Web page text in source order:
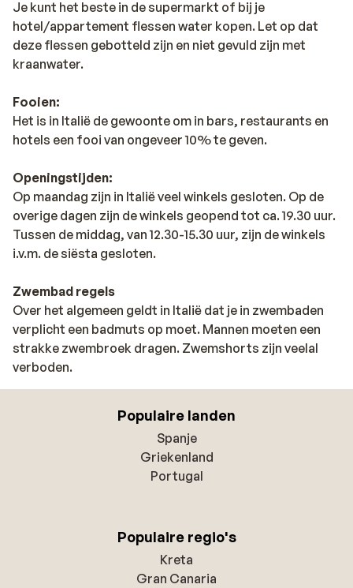
Je kunt het beste in de supermarkt of bij je
hotel/appartement flessen water kopen. Let op dat
deze flessen gebotteld zijn en niet gevuld zijn met
kraanwater.
Fooien:
Het is in Italië de gewoonte om in bars, restaurants en
hotels een fooi van ongeveer 10% te geven.
Openingstijden:
Op maandag zijn in Italië veel winkels gesloten. Op de
overige dagen zijn de winkels geopend tot ca. 19.30 uur.
Tussen de middag, van 12.30-15.30 uur, zijn de winkels
i.v.m. de siësta gesloten.
Zwembad regels
Over het algemeen geldt in Italië dat je in zwembaden
verplicht een badmuts op moet. Mannen moeten een
strakke zwembroek dragen. Zwemshorts zijn veelal
verboden.
Populaire landen
Spanje
Griekenland
Portugal
Populaire regio's
Kreta
Gran Canaria